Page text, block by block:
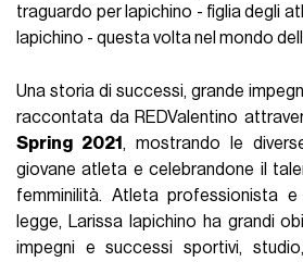
traguardo per Iapichino - figlia degli
Iapichino - questa volta nel mondo
Una storia di successi, grande
raccontata da REDValentino
Spring 2021 , mostrando le
giovane atleta e celebrandone il
femminilità. Atleta professionista
legge, Larissa Iapichino ha grandi
impegni e successi sportivi,